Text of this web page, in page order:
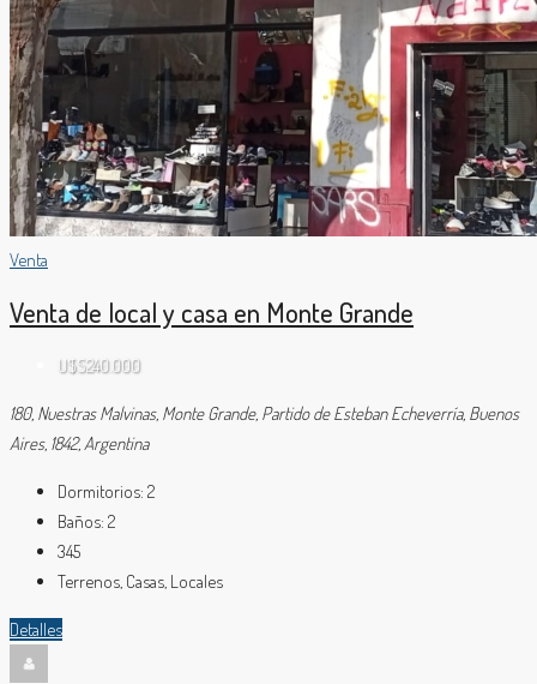
Venta
Venta de local y casa en Monte Grande
U$S240.000
180, Nuestras Malvinas, Monte Grande, Partido de Esteban Echeverría, Buenos
Aires, 1842, Argentina
Dormitorios: 2
Baños: 2
345
Terrenos, Casas, Locales
Detalles